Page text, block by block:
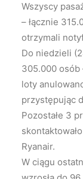
Wszyscy
– łącznie
otrzymali
Do niedzieli
305.000 osób
loty
przystępując
Pozostałe 3
Ryanair.
W ciągu